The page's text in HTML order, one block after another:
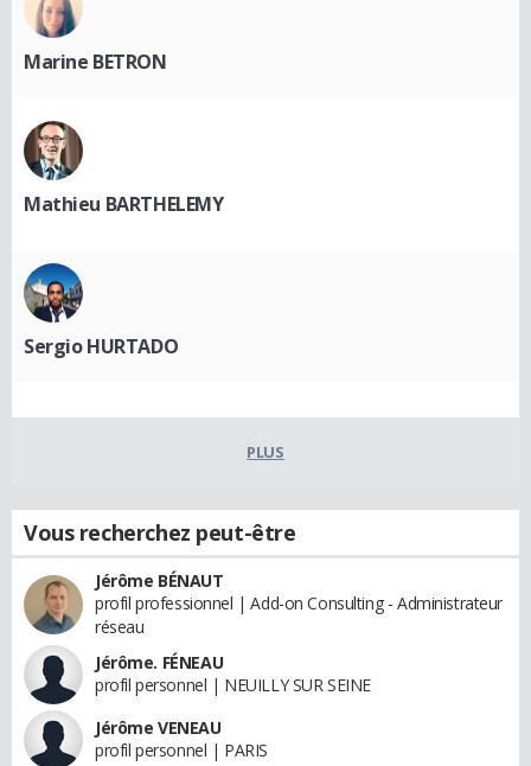
Marine BETRON
Mathieu BARTHELEMY
Sergio HURTADO
PLUS
Vous recherchez peut-être
Jérôme BÉNAUT
profil professionnel | Add-on Consulting - Administrateur
réseau
Jérôme. FÉNEAU
profil personnel | NEUILLY SUR SEINE
Jérôme VENEAU
profil personnel | PARIS